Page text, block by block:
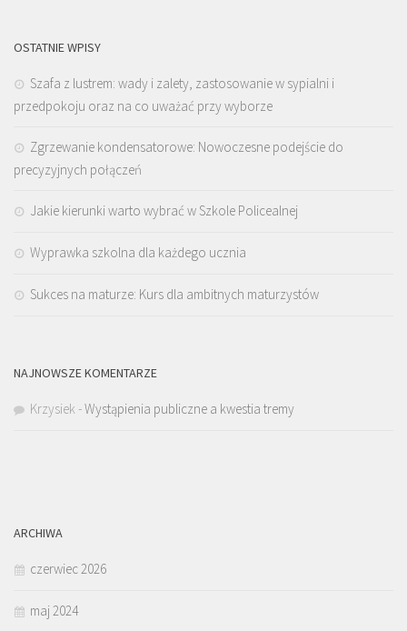
OSTATNIE WPISY
Szafa z lustrem: wady i zalety, zastosowanie w sypialni i
przedpokoju oraz na co uważać przy wyborze
Zgrzewanie kondensatorowe: Nowoczesne podejście do
precyzyjnych połączeń
Jakie kierunki warto wybrać w Szkole Policealnej
Wyprawka szkolna dla każdego ucznia
Sukces na maturze: Kurs dla ambitnych maturzystów
NAJNOWSZE KOMENTARZE
Krzysiek-Wystąpienia publiczne a kwestia tremy
ARCHIWA
czerwiec 2026
maj 2024